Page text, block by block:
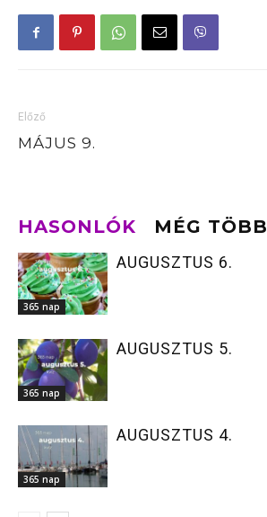
Előző
MÁJUS 9.
HASONLÓK MÉG TÖBB
365 nap
AUGUSZTUS 6.
365 nap
AUGUSZTUS 5.
365 nap
AUGUSZTUS 4.